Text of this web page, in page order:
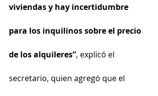
viviendas y hay incertidumbre
para los inquilinos sobre el precio
de los alquileres”, explicó el
secretario, quien agregó que el